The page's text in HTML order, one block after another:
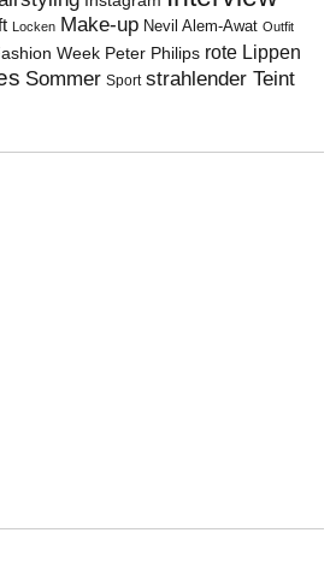
Locken Make-up Nevil Alem-Awat Outfit
Week Peter Philips rote Lippen
Sommer Sport strahlender Teint